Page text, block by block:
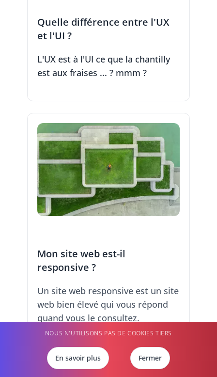
Quelle différence entre l'UX
et l'UI ?
L'UX est à l'UI ce que la chantilly
est aux fraises ... ? mmm ?
Mon site web est-il
responsive ?
Un site web responsive est un site
web bien élevé qui vous répond
quand vous le consultez.
Comment ? Non, ce n'est pas tout
à fait cela !
NOUS N'UTILISONS PAS DE COOKIES TIERS
En savoir plus Fermer